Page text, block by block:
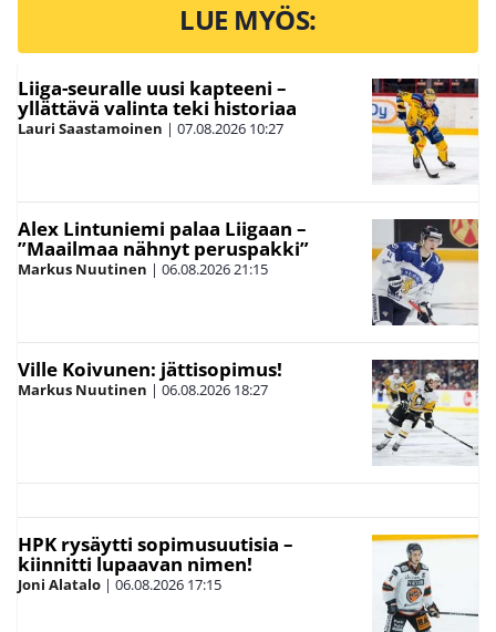
LUE MYÖS:
Liiga-seuralle uusi kapteeni –
yllättävä valinta teki historiaa
Lauri Saastamoinen | 07.08.2026 10:27
Alex Lintuniemi palaa Liigaan –
”Maailmaa nähnyt peruspakki”
Markus Nuutinen | 06.08.202621:15
Ville Koivunen: jättisopimus!
Markus Nuutinen | 06.08.2026 18:27
HPK rysäytti sopimusuutisia –
kiinnitti lupaavan nimen!
Joni Alatalo | 06.08.2026 17:15